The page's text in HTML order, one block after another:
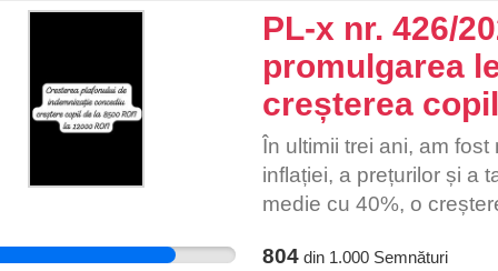
copilul să plece. Drept
au mână liberă să ia
plasament, părintele
DGASPC pe care scrie
de orice bază științifică
la Judecătorie unde
decadă din drepturi
plasament. Apoi, fără a
cazului, judecătorul va
PL-x nr. 426/
promulgarea
creșterea
În ultimii trei ani, am
inflației, a prețurilor și a
medie cu 40%, o
asupra bugetelor
804din 1.000Semnături